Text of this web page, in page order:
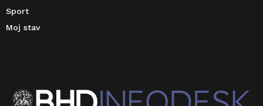
Sport
Moj stav